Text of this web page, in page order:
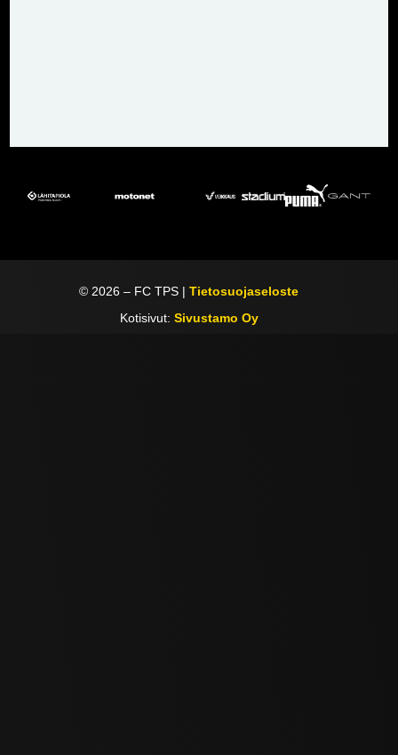
© 2026 – FC TPS |Tietosuojaseloste
Kotisivut: Sivustamo Oy